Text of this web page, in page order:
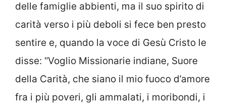
delle famiglie abbienti, ma il suo spirito di
carità verso i più deboli si fece ben presto
sentire e, quando la voce di Gesù Cristo le
disse: “Voglio Missionarie indiane, Suore
della Carità, che siano il mio fuoco d’amore
fra i più poveri, gli ammalati, i moribondi, i